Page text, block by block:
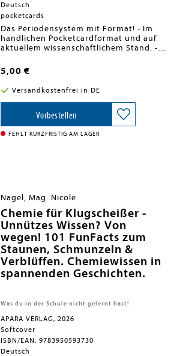
Deutsch
pocketcards
Das Periodensystem mit Format! - Im
handlichen Pocketcardformat und auf
aktuellem wissenschaftlichem Stand. -
und Angaben. - Ideal für alle Schüler
und Studenten.
5,00 €
Versandkostenfrei in DE
Vorbestellen
FEHLT KURZFRISTIG AM LAGER
Nagel, Mag. Nicole
Chemie für Klugscheißer -
Unnützes Wissen? Von
wegen! 101 FunFacts zum
Staunen, Schmunzeln &
Verblüffen. Chemiewissen in
spannenden Geschichten.
Was du in der Schule nicht gelernt hast!
APARA VERLAG, 2026
Softcover
ISBN/EAN: 9783950593730
Deutsch